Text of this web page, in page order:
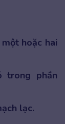
hoặc hai
trong phần
lạc.